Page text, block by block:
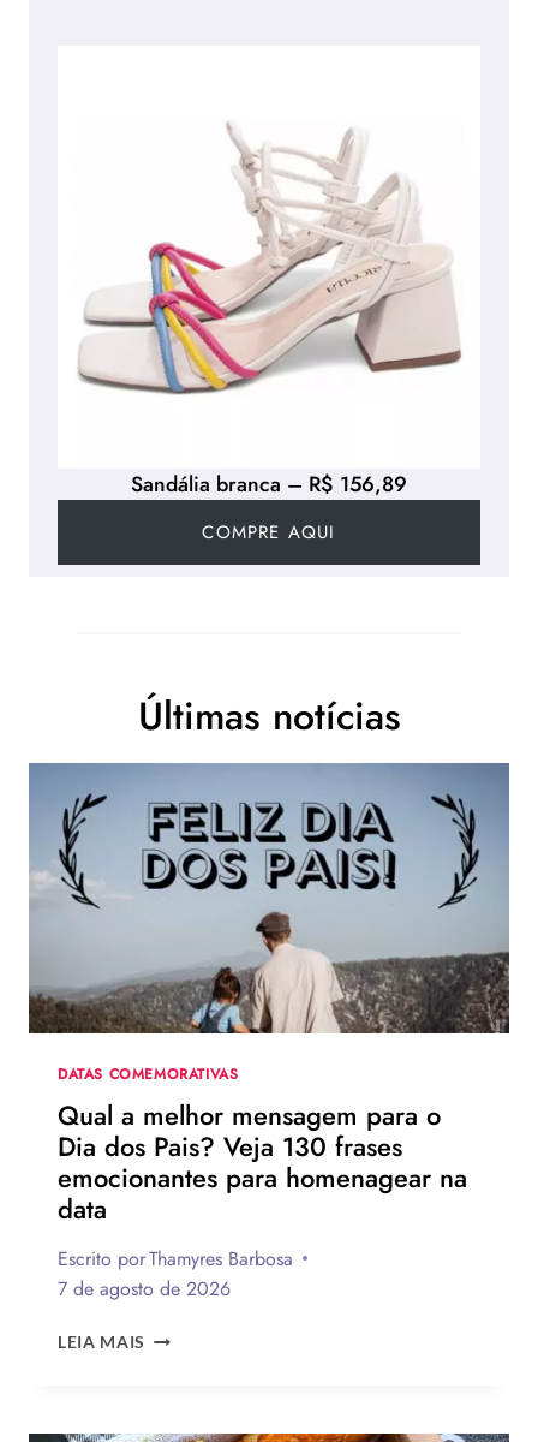
Sandália branca – R$ 156,89
COMPRE AQUI
Últimas notícias
DATAS COMEMORATIVAS
Qual a melhor mensagem para o
Dia dos Pais? Veja 130 frases
emocionantes para homenagear na
data
Escrito porThamyres Barbosa
7 de agosto de 2026
LEIA MAIS QUAL
PARA